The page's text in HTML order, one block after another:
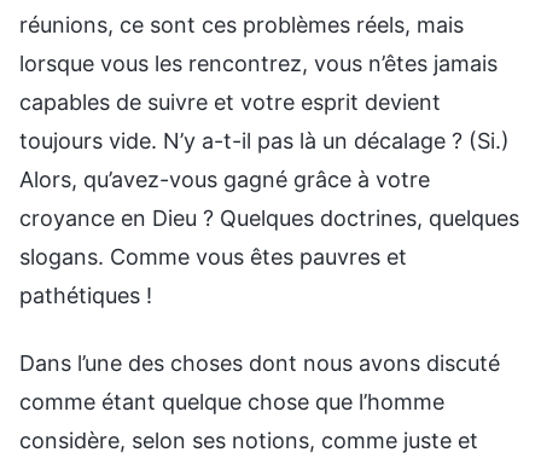
réunions, ce sont ces problèmes réels, mais
lorsque vous les rencontrez, vous n’êtes jamais
capables de suivre et votre esprit devient
toujours vide. N’y a-t-il pas là un décalage ? (Si.)
Alors, qu’avez-vous gagné grâce à votre
croyance en Dieu ? Quelques doctrines, quelques
slogans. Comme vous êtes pauvres et
pathétiques !
Dans l’une des choses dont nous avons discuté
comme étant quelque chose que l’homme
considère, selon ses notions, comme juste et